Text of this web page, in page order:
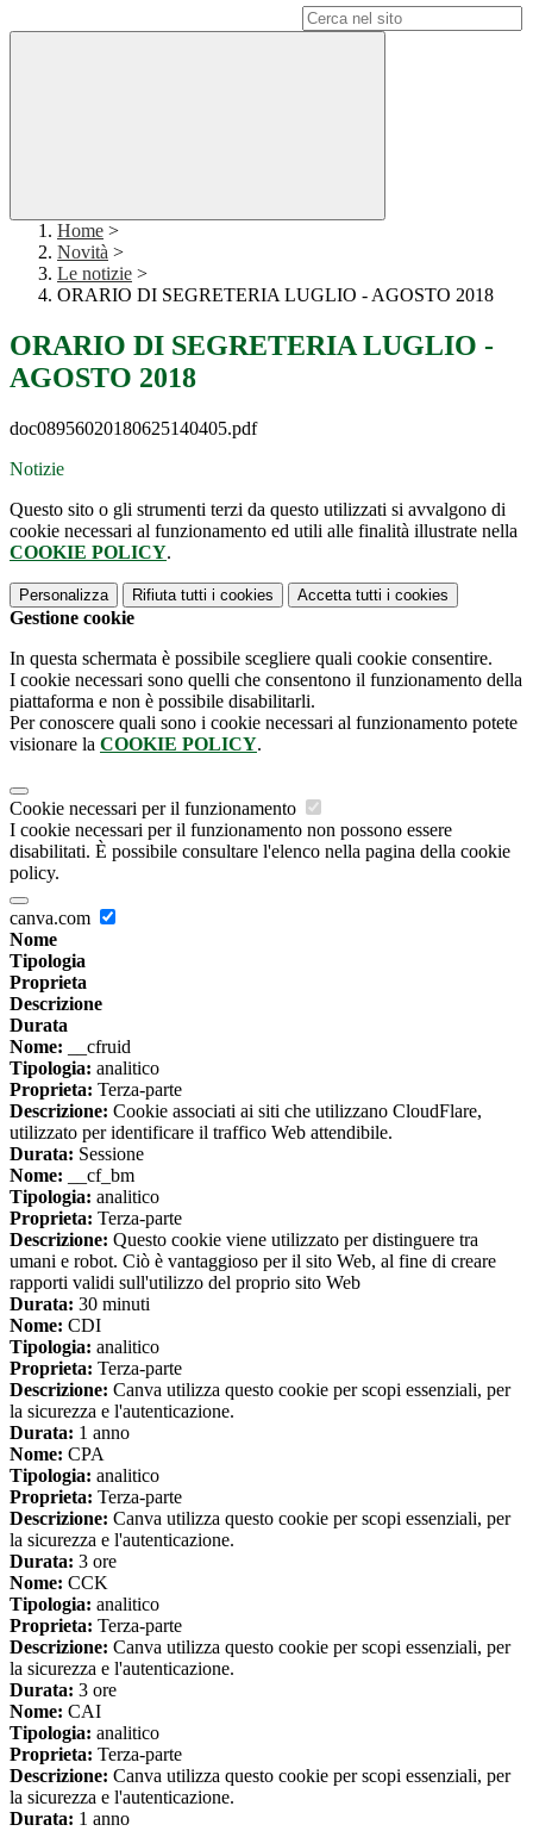
Home >
Novità >
Le notizie >
ORARIO DI SEGRETERIA LUGLIO - AGOSTO 2018
ORARIO DI SEGRETERIA LUGLIO -
AGOSTO 2018
doc08956020180625140405.pdf
Notizie
Questo sito o gli strumenti terzi da questo utilizzati si avvalgono di
cookie necessari al funzionamento ed utili alle finalità illustrate nella
COOKIE POLICY.
Personalizza Rifiuta tutti i cookies Accetta tutti i cookies
Gestione cookie
In questa schermata è possibile scegliere quali cookie consentire.
I cookie necessari sono quelli che consentono il funzionamento della
piattaforma e non è possibile disabilitarli.
Per conoscere quali sono i cookie necessari al funzionamento potete
visionare la COOKIE POLICY.
Cookie necessari per il funzionamento
I cookie necessari per il funzionamento non possono essere
disabilitati. È possibile consultare l'elenco nella pagina della cookie
policy.
canva.com
Nome
Tipologia
Proprieta
Descrizione
Durata
Nome: __cfruid
Tipologia: analitico
Proprieta: Terza-parte
Descrizione: Cookie associati ai siti che utilizzano CloudFlare,
utilizzato per identificare il traffico Web attendibile.
Durata: Sessione
Nome: __cf_bm
Tipologia: analitico
Proprieta: Terza-parte
Descrizione: Questo cookie viene utilizzato per distinguere tra
umani e robot. Ciò è vantaggioso per il sito Web, al fine di creare
rapporti validi sull'utilizzo del proprio sito Web
Durata: 30 minuti
Nome: CDI
Tipologia: analitico
Proprieta: Terza-parte
Descrizione: Canva utilizza questo cookie per scopi essenziali, per
la sicurezza e l'autenticazione.
Durata: 1 anno
Nome: CPA
Tipologia: analitico
Proprieta: Terza-parte
Descrizione: Canva utilizza questo cookie per scopi essenziali, per
la sicurezza e l'autenticazione.
Durata: 3 ore
Nome: CCK
Tipologia: analitico
Proprieta: Terza-parte
Descrizione: Canva utilizza questo cookie per scopi essenziali, per
la sicurezza e l'autenticazione.
Durata: 3 ore
Nome: CAI
Tipologia: analitico
Proprieta: Terza-parte
Descrizione: Canva utilizza questo cookie per scopi essenziali, per
la sicurezza e l'autenticazione.
Durata: 1 anno